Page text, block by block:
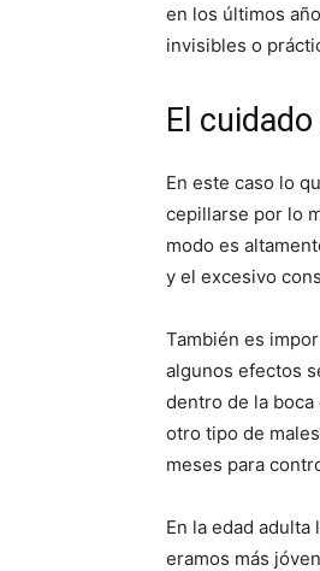
en los últimos
invisibles o
El
En este caso lo
cepillarse por lo
modo es
y el excesivo
También es
algunos efectos
dentro de la
otro tipo de
meses para
En la edad
eramos más